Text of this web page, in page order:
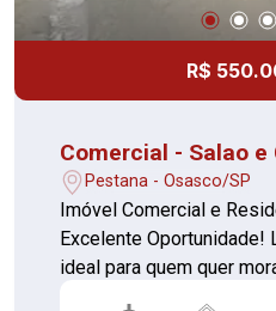
R$
Comercial - Salao e
Pestana - Osasco/SP
Imóvel Comercial e
Excelente Oportunidade! Localização estratégica,
ideal para quem quer